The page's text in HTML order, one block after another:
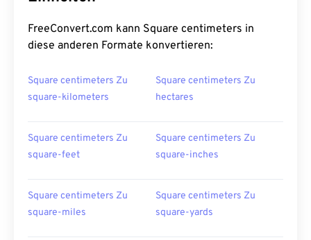
FreeConvert.com kann Square centimeters in
diese anderen Formate konvertieren:
Square centimeters Zu
square-kilometers
Square centimeters Zu
hectares
Square centimeters Zu
square-feet
Square centimeters Zu
square-inches
Square centimeters Zu
square-miles
Square centimeters Zu
square-yards